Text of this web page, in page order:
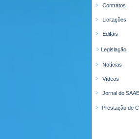
Contratos
Licitações
Editais
Legislação
Notícias
Vídeos
Jornal do SAAE
Prestação de